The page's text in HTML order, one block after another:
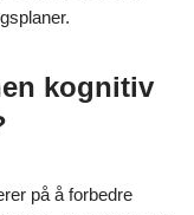
kognitiv
på å forbedre